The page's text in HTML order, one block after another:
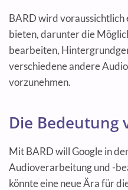
BARD wird voraussichtlich
bieten, darunter die
bearbeiten,
verschiedene andere
vorzunehmen.
Die Bedeutung
Mit BARD will Google in
Audioverarbeitung und -
könnte eine neue Ära für